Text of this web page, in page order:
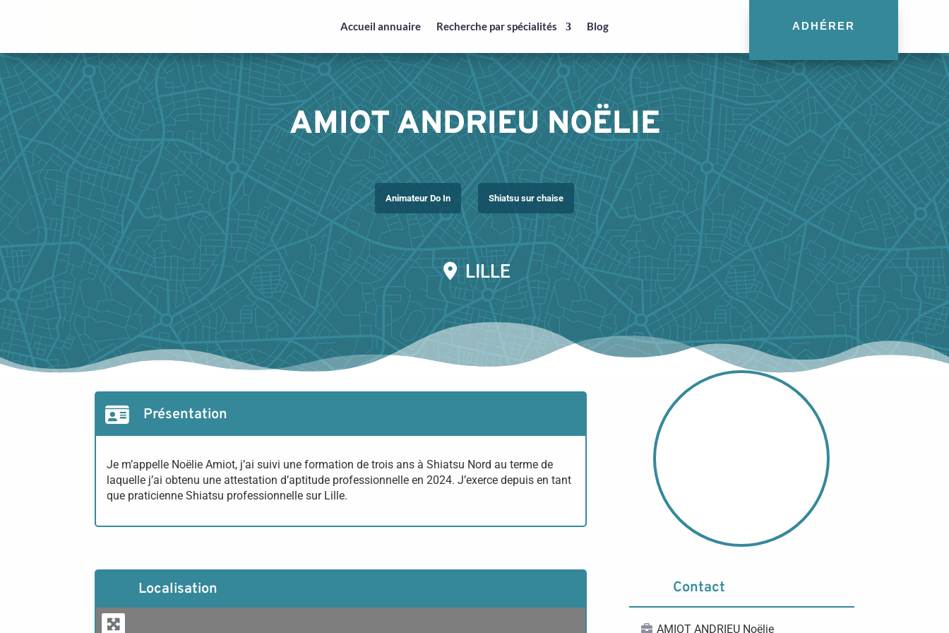
Accueil annuaire Recherche par spécialités Blog ADHÉRER
AMIOT ANDRIEU NOËLIE
Animateur Do In Shiatsu sur chaise
LILLE
Présentation
Je m’appelle Noëlie Amiot, j’ai suivi une formation de trois ans à Shiatsu Nord au terme de
laquelle j’ai obtenu une attestation d’aptitude professionnelle en 2024. J’exerce depuis en tant
que praticienne Shiatsu professionnelle sur Lille.
Localisation Contact
AMIOT ANDRIEU Noëlie